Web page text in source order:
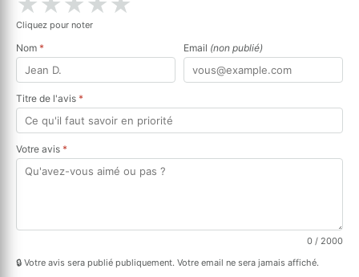
Cliquez pour noter
Nom * Email (non publié)
Titre de l'avis *
Votre avis *
0 / 2000
🔒 Votre avis sera publié publiquement. Votre email ne sera jamais affiché.